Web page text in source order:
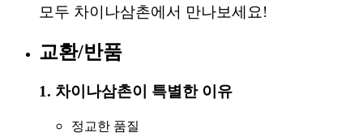
모두 차이나삼촌에서 만나보세요!
교환/반품
1. 차이나삼촌이 특별한 이유
정교한 품질